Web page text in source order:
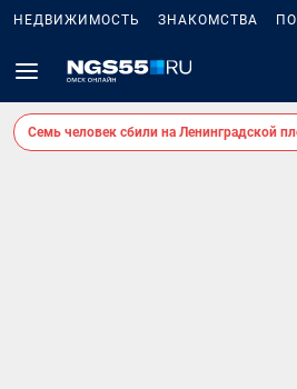
НЕДВИЖИМОСТЬ ЗНАКОМСТВА
Семь человек сбили на Ленинградской